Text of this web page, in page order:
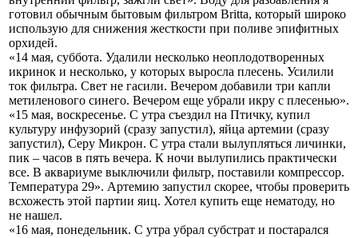
готовил обычным бытовым фильтром Britta, который широко
использую для снижения жесткости при поливе эпифитных
орхидей.
«14 мая, суббота. Удалили несколько неоплодотворенных
икринок и несколько, у которых выросла плесень. Усилили
ток фильтра. Свет не гасили. Вечером добавили три капли
метиленового синего. Вечером еще убрали икру с плесенью».
«15 мая, воскресенье. С утра съездил на Птичку, купил
культуру инфузорий (сразу запустил), яйца артемии (сразу
запустил), Серу Микрон. С утра стали вылупляться личинки,
пик – часов в пять вечера. К ночи вылупились практически
все. В аквариуме выключили фильтр, поставили компрессор.
Температура 29». Артемию запустил скорее, чтобы проверить
всхожесть этой партии яиц. Хотел купить еще нематоду, но
не нашел.
«16 мая, понедельник. С утра убрал субстрат и постарался